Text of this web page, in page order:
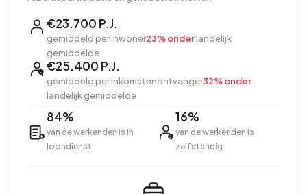
€23.700 P.J.
gemiddeld per inwoner23% onderlandelijk
gemiddelde
€25.400 P.J.
gemiddeld per inkomstenontvanger32% onder
landelijk gemiddelde
84%
van de werkenden is in
loondienst
16%
van de werkenden is
zelfstandig